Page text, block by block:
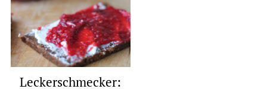
Leckerschmecker: